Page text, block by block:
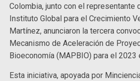
Colombia, junto con el representante
Instituto Global para el Crecimiento
Martínez, anunciaron la tercera
Mecanismo de Aceleración de
Bioeconomía (MAPBIO) para el 2023
Esta iniciativa, apoyada por